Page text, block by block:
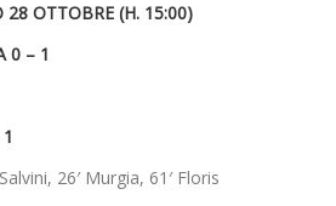
28 OTTOBRE (H. 15:00)
0 – 1
26′ Murgia, 61′ Floris